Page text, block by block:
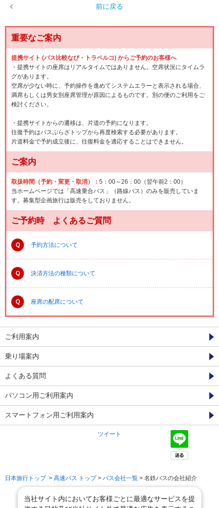
前に戻る
重要なご案内
提携サイト (バス比較なび・トラベルコ) からご予約のお客様へ
・提携サイトの座席はリアルタイムではありません。空席状況にタイムラ
グがあります。
空席が少ない時に、予約操作を進めてシステムエラーと表示される場合、
満席もしくは男女別座席管理が原因によるものです。別の便のご利用をご
検討ください。
・提携サイトからの遷移は、片道の予約になります。
往復予約はバスぷらざトップから再度検索する必要があります。
片道料金で予約成立後に、往復料金を適応することはできません。
ご案内
取扱時間（予約・変更・取消）： 5：00～26：00（翌午前2：00）
当ホームページでは「高速乗合バス」（路線バス）のみを販売していま
す。募集型企画旅行は販売をしておりません。
ご予約時 よくあるご質問
Q 予約方法について
Q 決済方法の種類について
Q 座席の配席について
ご利用案内
乗り場案内
よくある質問
パソコン用ご利用案内
スマートフォン用ご利用案内
ツイート
日本旅行トップ> 高速バス トップ> バス会社一覧 > 名鉄バスの会社紹介
当社サイト内においてお客様ごとに最適なサービスを提